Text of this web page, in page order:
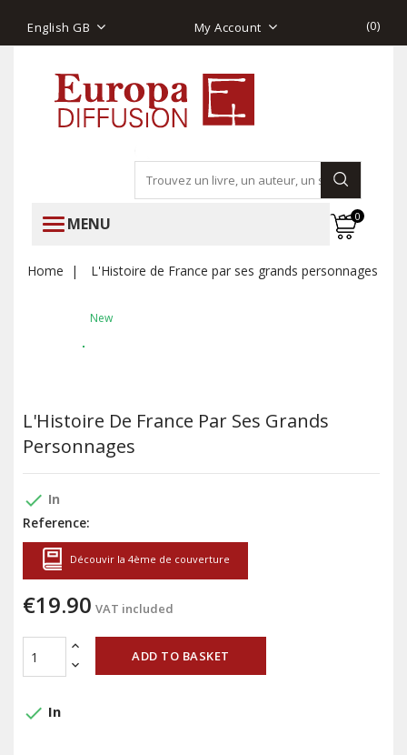
English GB My Account (0)
MENU 0
Home L'Histoire de France par ses grands personnages
New
L'Histoire De France Par Ses Grands
Personnages
done In
Reference:
Découvir la 4ème de couverture
€19.90 VAT included
ADD TO BASKET
done In